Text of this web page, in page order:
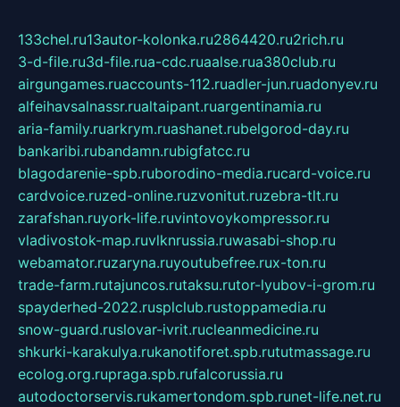
133chel.ru13autor-kolonka.ru2864420.ru2rich.ru
3-d-file.ru3d-file.rua-cdc.ruaalse.rua380club.ru
airgungames.ruaccounts-112.ruadler-jun.ruadonyev.ru
alfeihavsalnassr.rualtaipant.ruargentinamia.ru
aria-family.ruarkrym.ruashanet.rubelgorod-day.ru
bankaribi.rubandamn.rubigfatcc.ru
blagodarenie-spb.ruborodino-media.rucard-voice.ru
cardvoice.ruzed-online.ruzvonitut.ruzebra-tlt.ru
zarafshan.ruyork-life.ruvintovoykompressor.ru
vladivostok-map.ruvlknrussia.ruwasabi-shop.ru
webamator.ruzaryna.ruyoutubefree.rux-ton.ru
trade-farm.rutajuncos.rutaksu.rutor-lyubov-i-grom.ru
spayderhed-2022.rusplclub.rustoppamedia.ru
snow-guard.ruslovar-ivrit.rucleanmedicine.ru
shkurki-karakulya.rukanotiforet.spb.rututmassage.ru
ecolog.org.rupraga.spb.rufalcorussia.ru
autodoctorservis.rukamertondom.spb.runet-life.net.ru